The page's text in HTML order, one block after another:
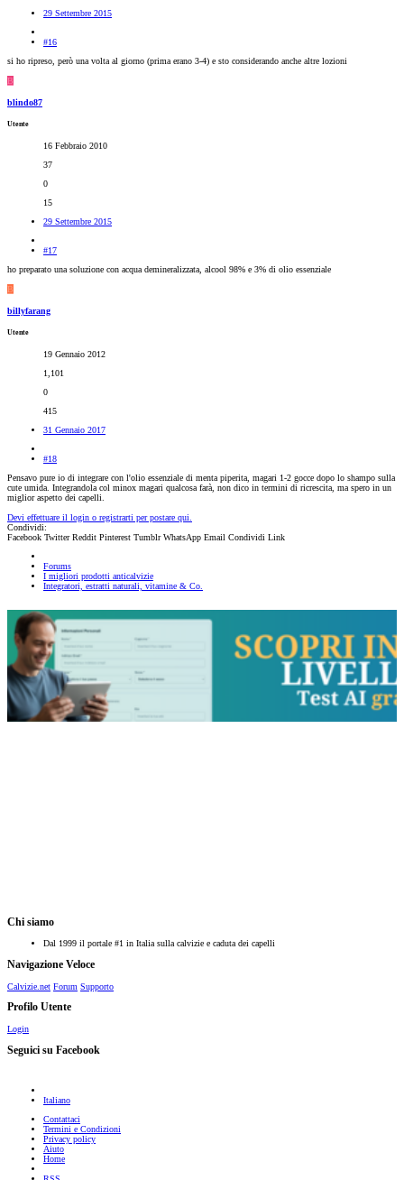
29 Settembre 2015
#16
si ho ripreso, però una volta al giorno (prima erano 3-4) e sto considerando anche altre lozioni
B
blindo87
Utente
16 Febbraio 2010
37
0
15
29 Settembre 2015
#17
ho preparato una soluzione con acqua demineralizzata, alcool 98% e 3% di olio essenziale
B
billyfarang
Utente
19 Gennaio 2012
1,101
0
415
31 Gennaio 2017
#18
Pensavo pure io di integrare con l'olio essenziale di menta piperita, magari 1-2 gocce dopo lo shampo sulla
cute umida. Integrandola col minox magari qualcosa farà, non dico in termini di ricrescita, ma spero in un
miglior aspetto dei capelli.
Devi effettuare il login o registrarti per postare qui.
Condividi:
Facebook Twitter Reddit Pinterest Tumblr WhatsApp Email Condividi Link
Forums
I migliori prodotti anticalvizie
Integratori, estratti naturali, vitamine & Co.
Chi siamo
Dal 1999 il portale #1 in Italia sulla calvizie e caduta dei capelli
Navigazione Veloce
Calvizie.net Forum Supporto
Profilo Utente
Login
Seguici su Facebook
Italiano
Contattaci
Termini e Condizioni
Privacy policy
Aiuto
Home